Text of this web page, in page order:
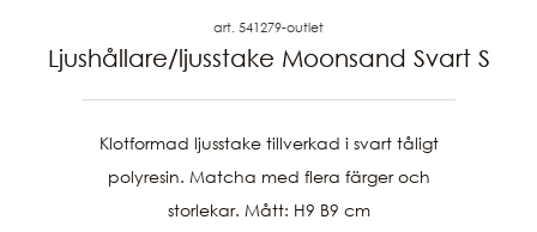
art. 541279-outlet
Ljushållare/ljusstake Moonsand Svart S
Klotformad ljusstake tillverkad i svart tåligt
polyresin. Matcha med flera färger och
storlekar. Mått: H9 B9 cm